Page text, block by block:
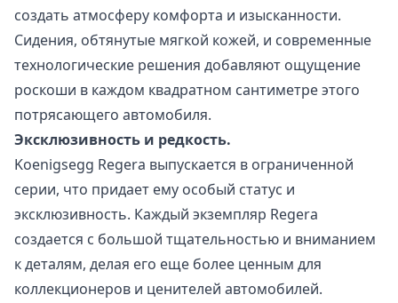
создать атмосферу комфорта и изысканности.
Сидения, обтянутые мягкой кожей, и современные
технологические решения добавляют ощущение
роскоши в каждом квадратном сантиметре этого
потрясающего автомобиля.
Эксклюзивность и редкость.
Koenigsegg Regera выпускается в ограниченной
серии, что придает ему особый статус и
эксклюзивность. Каждый экземпляр Regera
создается с большой тщательностью и вниманием
к деталям, делая его еще более ценным для
коллекционеров и ценителей автомобилей.